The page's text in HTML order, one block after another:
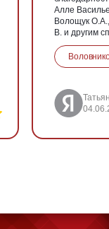
Алле
Волощук
В. и другим